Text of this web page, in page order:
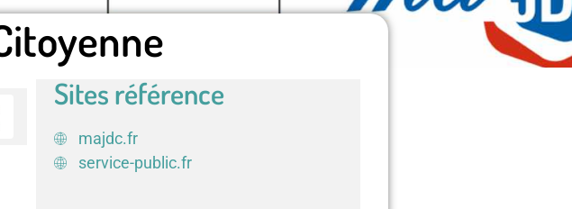
Sites référence
majdc.fr
service-public.fr